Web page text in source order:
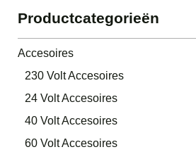
Productcategorieën
Accesoires
230 Volt Accesoires
24 Volt Accesoires
40 Volt Accesoires
60 Volt Accesoires